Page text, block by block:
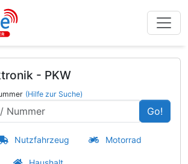
- PKW
(Hilfe zur Suche)
Go!
Nutzfahrzeug Motorrad